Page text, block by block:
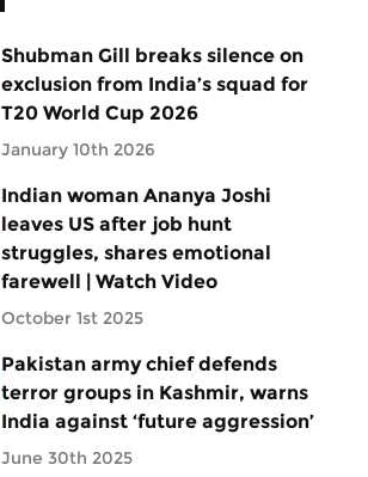
Shubman Gill breaks silence on
exclusion from India’s squad for
T20 World Cup 2026
January 10th 2026
Indian woman Ananya Joshi
leaves US after job hunt
struggles, shares emotional
farewell | Watch Video
October 1st 2025
Pakistan army chief defends
terror groups in Kashmir, warns
India against ‘future aggression’
June 30th 2025